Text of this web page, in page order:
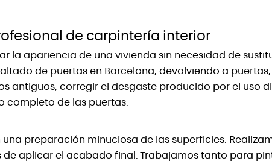
de carpintería interior
la apariencia de una vivienda sin necesidad de
de puertas en Barcelona, devolviendo a
antiguos, corregir el desgaste producido por el uso
completo de las puertas.
preparación minuciosa de las superficies.
aplicar el acabado final. Trabajamos tanto para